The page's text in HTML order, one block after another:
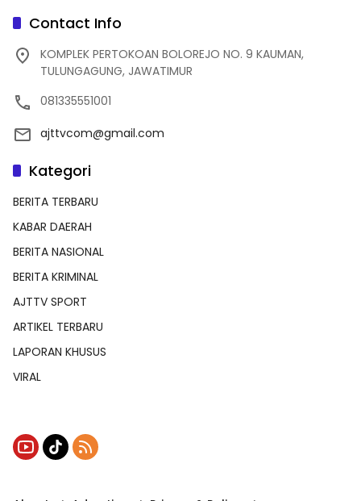
Contact Info
KOMPLEK PERTOKOAN BOLOREJO NO. 9 KAUMAN,
TULUNGAGUNG, JAWATIMUR
081335551001
ajttvcom@gmail.com
Kategori
BERITA TERBARU
KABAR DAERAH
BERITA NASIONAL
BERITA KRIMINAL
AJTTV SPORT
ARTIKEL TERBARU
LAPORAN KHUSUS
VIRAL